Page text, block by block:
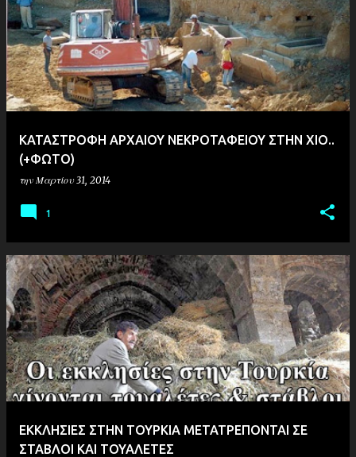
ΚΑΤΑΣΤΡΟΦΗ ΑΡΧΑΙΟΥ ΝΕΚΡΟΤΑΦΕΙΟΥ ΣΤΗΝ ΧΙΟ..
(+ΦΩΤΟ)
την Μαρτίου 31, 2014
1
ΕΚΚΛΗΣΙΕΣ ΣΤΗΝ ΤΟΥΡΚΙΑ ΜΕΤΑΤΡΕΠΟΝΤΑΙ ΣΕ
ΣΤΑΒΛΟΙ ΚΑΙ ΤΟΥΑΛΕΤΕΣ